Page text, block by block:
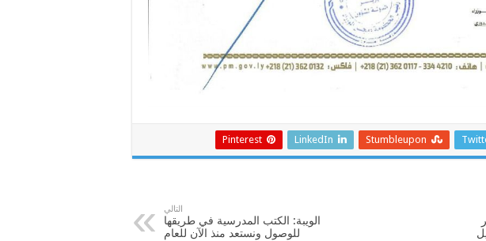
Stumbleupon
LinkedIn
Pinterest
التالي
الويبة: الكتب المدرسية في طريقها
للوصول ونستعد منذ الآن للعام